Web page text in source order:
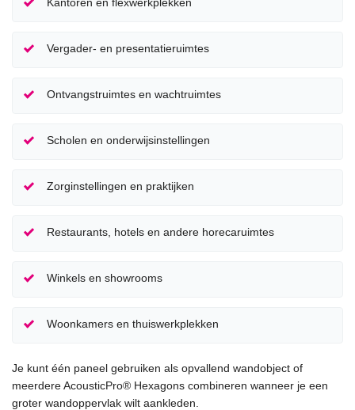
Vergader- en presentatieruimtes
Ontvangstruimtes en wachtruimtes
Scholen en onderwijsinstellingen
Zorginstellingen en praktijken
Restaurants, hotels en andere horecaruimtes
Winkels en showrooms
Woonkamers en thuiswerkplekken
Je kunt één paneel gebruiken als opvallend wandobject of
meerdere AcousticPro® Hexagons combineren wanneer je een
groter wandoppervlak wilt aankleden.